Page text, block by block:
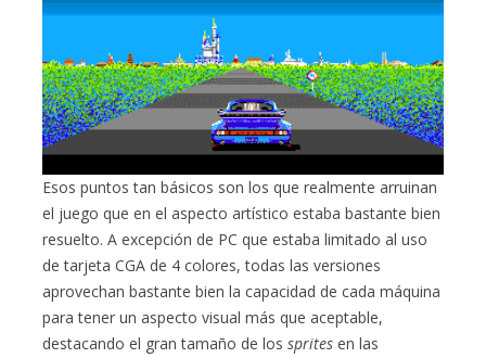
Esos puntos tan básicos son los que realmente arruinan
el juego que en el aspecto artístico estaba bastante bien
resuelto. A excepción de PC que estaba limitado al uso
de tarjeta CGA de 4 colores, todas las versiones
aprovechan bastante bien la capacidad de cada máquina
para tener un aspecto visual más que aceptable,
destacando el gran tamaño de lossprites en las